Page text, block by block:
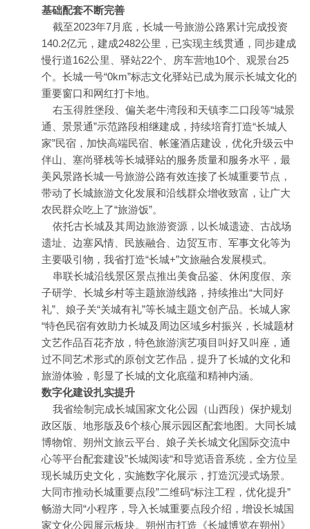
基础配套不断完善
截至2023年7月底，长城一号旅游公路累计完成投资
140.2亿元，建成2482公里，已实现主线贯通，同步建成
慢行道162公里、驿站22个、房车营地10个、观景台25
个。长城一号“0km”标志文化驿站已成为展示长城文化的
重要窗口和网红打卡地。
右玉得胜堡段、偏关老牛湾段和天镇李二口段等“城景
通、景景通”示范路段相继建成，持续培育打造“长城人
家”民宿，加快高端民宿、帐篷酒店建设，优化升级云中
伴山、塞尚驿栈等长城驿站的服务质量和服务水平，最
美风景路长城一号旅游公路有效连接了长城重要节点，
带动了长城旅游文化发展和沿线群众增收致富，让广大
农民群众吃上了“旅游饭”。
依托古长城及其周边旅游资源，以长城遗迹、古战场
遗址、边塞风情、民族融合、边贸互市、军事文化等为
主要吸引物，我省打造“长城+”文旅融合发展模式。
串联长城沿线景区景点推出美食品鉴、休闲度假、亲
子研学、长城乡村等主题旅游线路，持续推出“大同好
礼”、娘子关“关城有礼”等长城主题文创产品。长城人家
“特色民宿有效助力长城及周边区域乡村振兴，长城题材
文艺作品百花齐放，特色旅游演艺项目叫好又叫座，通
过不同艺术形式的原创文艺作品，提升了长城的文化和
旅游体验，彰显了长城的文化底蕴和精神内涵。
数字化建设扎实提升
我省绘制完成长城国家文化公园（山西段）保护规划
政区版、地形版及6个核心展示园区配套地图。大同长城
博物馆、朔州文旅云平台、娘子关长城文化国际交流中
心等平台配套建设”长城阅读“和导览语音系统，全方位呈
现长城历史文化，实施数字化展示，打造沉浸式场景。
大同市推动长城重要点段”二维码“标注工程，优化提升”
畅游大同“小程序，导入长城重要点段介绍，增设长城国
家文化公园展示板块。朔州市打造《长城博览在朔州》